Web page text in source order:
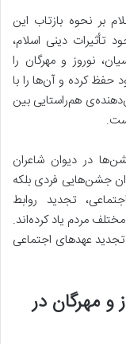
بر نحوه بازتاب این
تأثیرات دینی اسلام،
نوروز و مهرگان را
حفظ کرده و آن‌ها را با
هم‌راستایی بین
در دیوان شاعران
جشن‌هایی فردی بلکه
تجدید روابط
مردم یاد کرده‌اند.
تجدید عهدهای اجتماعی
نوروز و مهرگان در